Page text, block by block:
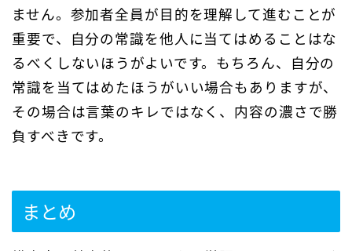
ません。参加者全員が目的を理解して進むことが
重要で、自分の常識を他人に当てはめることはな
るべくしないほうがよいです。もちろん、自分の
常識を当てはめたほうがいい場合もありますが、
その場合は言葉のキレではなく、内容の濃さで勝
負すべきです。
まとめ